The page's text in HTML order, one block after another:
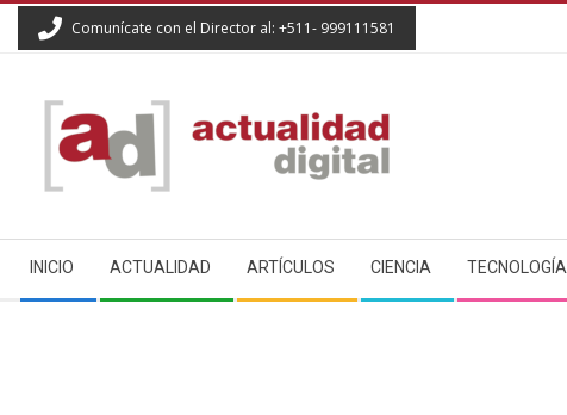
Comunícate con el Director al: +511- 999111581
ACTUALIDAD
DIGITAL
Navigation
Menu
INICIO ACTUALIDAD ARTÍCULOS CIENCIA TECNOLOGÍA